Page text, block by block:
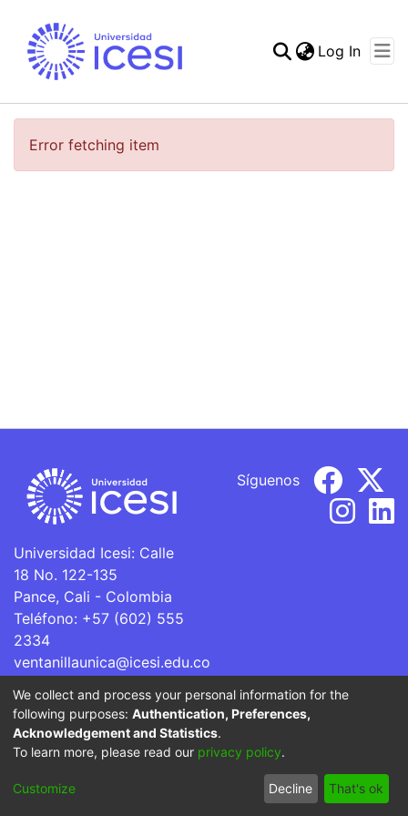
Log In
Error fetching item
Universidad Icesi: Calle
18 No. 122-135
Pance, Cali - Colombia
Teléfono: +57 (602) 555
2334
ventanillaunica@icesi.edu.co
Síguenos
La Universidad Icesi es una Institución de Educación
Superior que se encuentra sujeta a inspección y vigilancia
por parte del Ministerio de Educación Nacional.
Cookie
End User
Agreement
Send
Feedback
We collect and process your personal information for the
following purposes: Authentication, Preferences,
Acknowledgement and Statistics.
To learn more, please read our privacy policy.
Customize Decline That's ok